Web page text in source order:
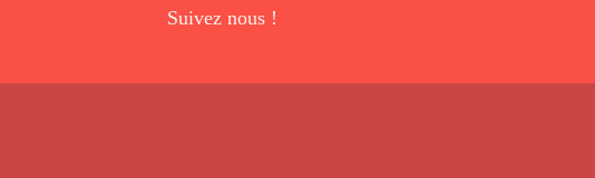
Suivez nous !